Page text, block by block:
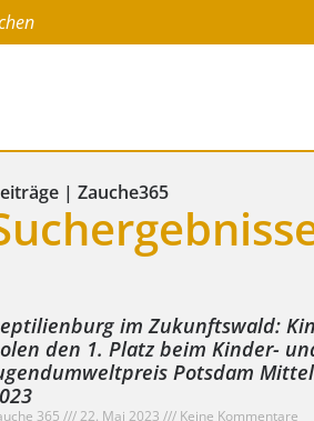
| Zauche365
im Zukunftswald:
den 1. Platz beim Kinder-
Potsdam
365 22. Mai 2023
Keine Kommentare